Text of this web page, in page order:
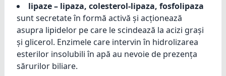
lipaze – lipaza, colesterol-lipaza, fosfolipaza
sunt secretate în formă activă și acționează
asupra lipidelor pe care le scindează la acizi grași
și glicerol. Enzimele care intervin în hidrolizarea
esterilor insolubili în apă au nevoie de prezența
sărurilor biliare.